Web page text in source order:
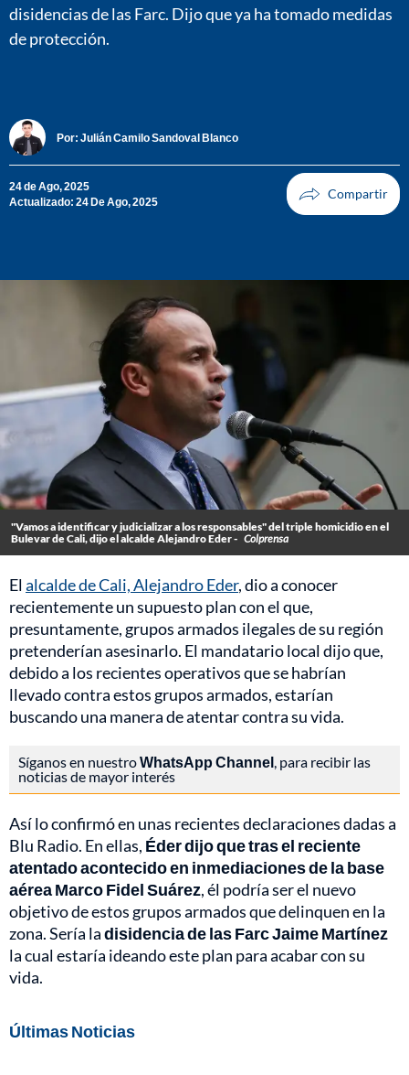
disidencias de las Farc. Dijo que ya ha tomado medidas
de protección.
Por: Julián Camilo Sandoval Blanco
24 de Ago, 2025
Actualizado: 24 De Ago, 2025
"Vamos a identificar y judicializar a los responsables" del triple homicidio en el
Bulevar de Cali, dijo el alcalde Alejandro Eder - Colprensa
Elalcalde de Cali, Alejandro Eder, dio a conocer
recientemente un supuesto plan con el que,
presuntamente, grupos armados ilegales de su región
pretenderían asesinarlo. El mandatario local dijo que,
debido a los recientes operativos que se habrían
llevado contra estos grupos armados, estarían
buscando una manera de atentar contra su vida.
Síganos en nuestroWhatsApp Channel, para recibir las
noticias de mayor interés
Así lo confirmó en unas recientes declaraciones dadas a
Blu Radio. En ellas, Éder dijo que tras el reciente
atentado acontecido en inmediaciones de la base
aérea Marco Fidel Suárez, él podría ser el nuevo
objetivo de estos grupos armados que delinquen en la
zona. Sería ladisidencia de las Farc Jaime Martínez
la cual estaría ideando este plan para acabar con su
vida.
Últimas Noticias